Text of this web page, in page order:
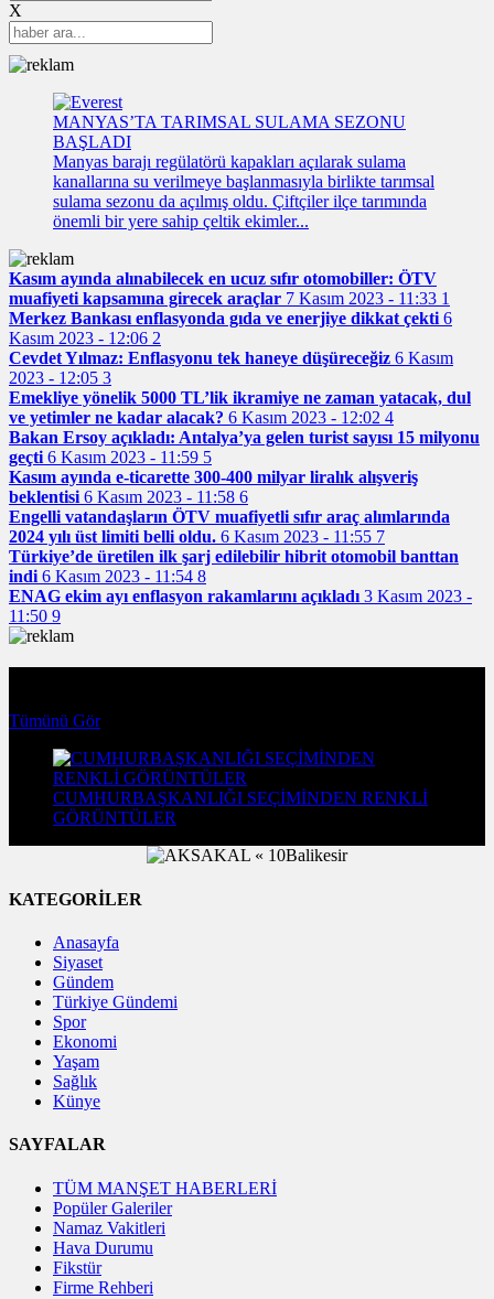
X
MANYAS’TA TARIMSAL SULAMA SEZONU
BAŞLADI
Manyas barajı regülatörü kapakları açılarak sulama
kanallarına su verilmeye başlanmasıyla birlikte tarımsal
sulama sezonu da açılmış oldu. Çiftçiler ilçe tarımında
önemli bir yere sahip çeltik ekimler...
Kasım ayında alınabilecek en ucuz sıfır otomobiller: ÖTV
muafiyeti kapsamına girecek araçlar 7 Kasım 2023 - 11:33 1
Merkez Bankası enflasyonda gıda ve enerjiye dikkat çekti 6
Kasım 2023 - 12:06 2
Cevdet Yılmaz: Enflasyonu tek haneye düşüreceğiz 6 Kasım
2023 - 12:05 3
Emekliye yönelik 5000 TL’lik ikramiye ne zaman yatacak, dul
ve yetimler ne kadar alacak? 6 Kasım 2023 - 12:02 4
Bakan Ersoy açıkladı: Antalya’ya gelen turist sayısı 15 milyonu
geçti 6 Kasım 2023 - 11:59 5
Kasım ayında e-ticarette 300-400 milyar liralık alışveriş
beklentisi 6 Kasım 2023 - 11:58 6
Engelli vatandaşların ÖTV muafiyetli sıfır araç alımlarında
2024 yılı üst limiti belli oldu. 6 Kasım 2023 - 11:55 7
Türkiye’de üretilen ilk şarj edilebilir hibrit otomobil banttan
indi 6 Kasım 2023 - 11:54 8
ENAG ekim ayı enflasyon rakamlarını açıkladı 3 Kasım 2023 -
11:50 9
Tümünü Gör
CUMHURBAŞKANLIĞI SEÇİMİNDEN RENKLİ
GÖRÜNTÜLER
KATEGORİLER
Anasayfa
Siyaset
Gündem
Türkiye Gündemi
Spor
Ekonomi
Yaşam
Sağlık
Künye
SAYFALAR
TÜM MANŞET HABERLERİ
Popüler Galeriler
Namaz Vakitleri
Hava Durumu
Fikstür
Firme Rehberi